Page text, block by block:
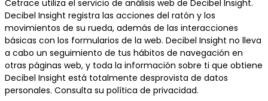
Cetrace utiliza el servicio de análisis web de Decibel Insight.
Decibel Insight registra las acciones del ratón y los
movimientos de su rueda, además de las interacciones
básicas con los formularios de la web. Decibel Insight no lleva
a cabo un seguimiento de tus hábitos de navegación en
otras páginas web, y toda la información sobre ti que obtiene
Decibel Insight está totalmente desprovista de datos
personales. Consulta su política de privacidad.